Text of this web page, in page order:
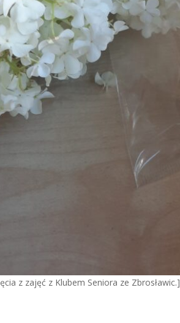
z zajęć z Klubem Seniora ze Zbrosławic.]